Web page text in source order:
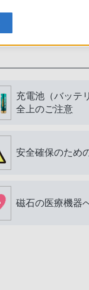
充電池（バッテ
全上のご注意
安全確保のため
磁石の医療機器